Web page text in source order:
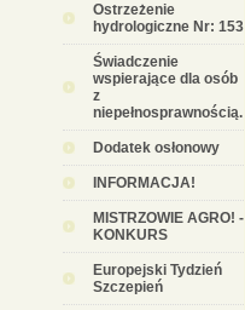
Ostrzeżenie
hydrologiczne Nr: 153
Świadczenie
wspierające dla osób
z
niepełnosprawnością.
Dodatek osłonowy
INFORMACJA!
MISTRZOWIE AGRO! -
KONKURS
Europejski Tydzień
Szczepień